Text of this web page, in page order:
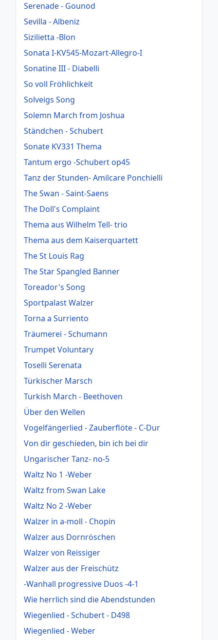
Serenade - Gounod
Sevilla - Albeniz
Sizilietta -Blon
Sonata I-KV545-Mozart-Allegro-I
Sonatine III - Diabelli
So voll Fröhlichkeit
Solveigs Song
Solemn March from Joshua
Ständchen - Schubert
Sonate KV331 Thema
Tantum ergo -Schubert op45
Tanz der Stunden- Amilcare Ponchielli
The Swan - Saint-Saens
The Doll's Complaint
Thema aus Wilhelm Tell- trio
Thema aus dem Kaiserquartett
The St Louis Rag
The Star Spangled Banner
Toreador's Song
Sportpalast Walzer
Torna a Surriento
Träumerei - Schumann
Trumpet Voluntary
Toselli Serenata
Türkischer Marsch
Turkish March - Beethoven
Über den Wellen
Vogelfängerlied - Zauberflöte - C-Dur
Von dir geschieden, bin ich bei dir
Ungarischer Tanz- no-5
Waltz No 1 -Weber
Waltz from Swan Lake
Waltz No 2 -Weber
Walzer in a-moll - Chopin
Walzer aus Dornröschen
Walzer von Reissiger
Walzer aus der Freischütz
-Wanhall progressive Duos -4-1
Wie herrlich sind die Abendstunden
Wiegenlied - Schubert - D498
Wiegenlied - Weber